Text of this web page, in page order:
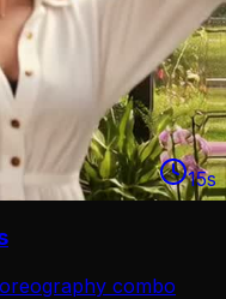
15s
combo